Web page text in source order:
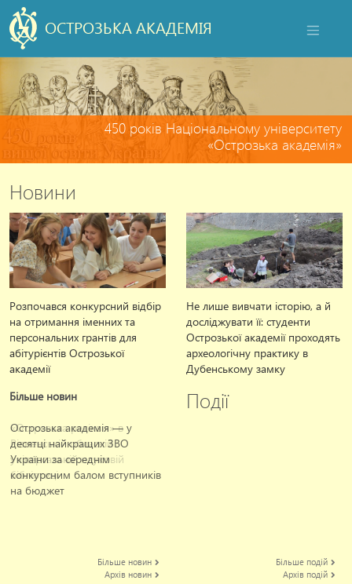
ОСТРОЗЬКА АКАДЕМІЯ
450 років Національному університету
«Острозька академія»
Новини
Розпочався конкурсний відбір
на отримання іменних та
персональних грантів для
абітурієнтів Острозької
академії
Не лише вивчати історію, а й
досліджувати її: студенти
Острозької академії проходять
археологічну практику в
Дубенському замку
Більше новин
«Острозька реліквія» в
Рівненській обласній
універсальній науковій
бібліотеці
Острозька академія — у
десятці найкращих ЗВО
України за середнім
конкурсним балом вступників
на бюджет
Більше новин
Архів новин
Події
Більше подій
Архів подій